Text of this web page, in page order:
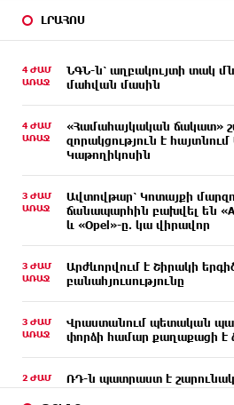
ԼՐԱՀՈՍ
4 ԺԱՄ
ԱՌԱՋ
ՆԳՆ-ն՝ աղբակույտի տակ
մահվան մասին
4 ԺԱՄ
ԱՌԱՋ
«Համահայկական ճակատ»
զորակցություն է
Կաթողիկոսին
3 ԺԱՄ
ԱՌԱՋ
Ավտովթար՝ Կոտայքի
ճանապարհին բախվել են
և «Opel»-ը. կա վիրավոր
3 ԺԱՄ
ԱՌԱՋ
Արժևորվում է Շիրակի
բանահյուսությունը
3 ԺԱՄ
ԱՌԱՋ
Վրաստանում պետական
փորձի համար քաղաքացի է
2 ԺԱՄ
ԱՌԱՋ
ՌԴ-ն պատրաստ է
երկաթուղիների